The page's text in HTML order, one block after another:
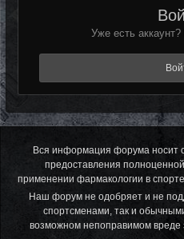
Уже есть
Вся информация форума носит
предоставления
применении фармакологии в
Наш форум не одобряет и не
спортсменами, так и
возможном непоправимом вреде